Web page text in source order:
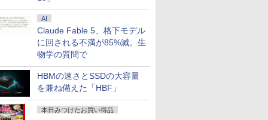
AI
Claude Fable 5、格下モデル
に回される不満が85%減。生
物学の質問で
HBMの速さとSSDの大容量
を兼ね備えた「HBF」
本日みつけたお買い得品